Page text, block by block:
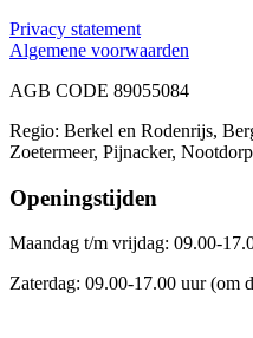
Privacy statement
Algemene voorwaarden
AGB CODE 89055084
Regio: Berkel en Rodenrijs,
Zoetermeer, Pijnacker,
Openingstijden
Maandag t/m vrijdag: 09.00-
Zaterdag: 09.00-17.00 uur (om